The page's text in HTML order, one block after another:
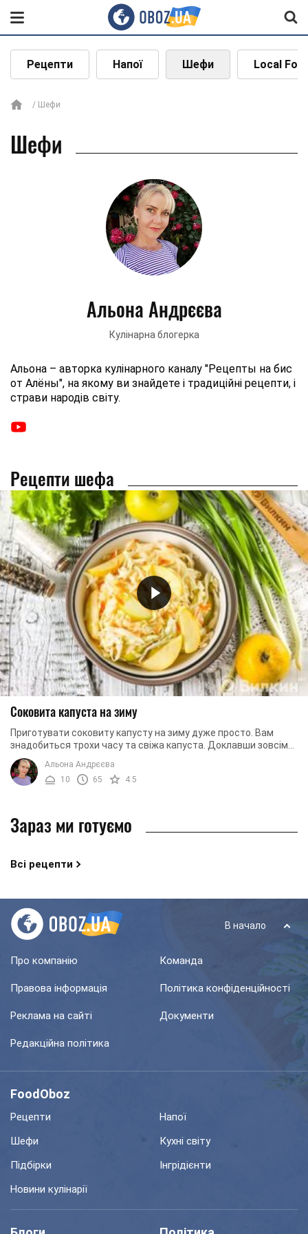
Рецепти Напої Шефи Local
Шефи
Шефи
Альона Андрєєва
Кулінарна блогерка
Альона – авторка кулінарного каналу "Рецепты на бис
от Алёны", на якому ви знайдете і традиційні рецепти, і
страви народів світу.
Рецепти шефа
Соковита капуста на зиму
Приготувати соковиту капусту на зиму дуже просто. Вам
знадобиться трохи часу та свіжа капуста. Доклавши зовсім
небагато зусиль ви зможете почастувати ...
Альона Андрєєва
10
65 4.5
Зараз ми готуємо
Всі рецепти
В начало
Про компанію Команда
Правова інформація Політика конфіденційності
Реклама на сайті Документи
Редакційна політика
FoodOboz
Рецепти
Напої
Шефи
Кухні світу
Підбірки
Інгрідієнти
Новини кулінарії